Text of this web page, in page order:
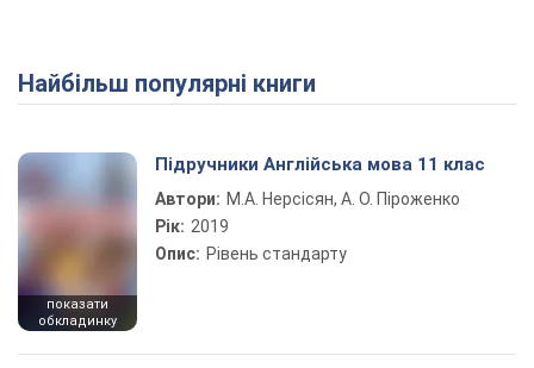
Найбільш популярні книги
показати
обкладинку
Підручники Англійська мова 11 клас
Автори: М.А. Нерсісян, А. О. Піроженко
Рік: 2019
Опис: Рівень стандарту